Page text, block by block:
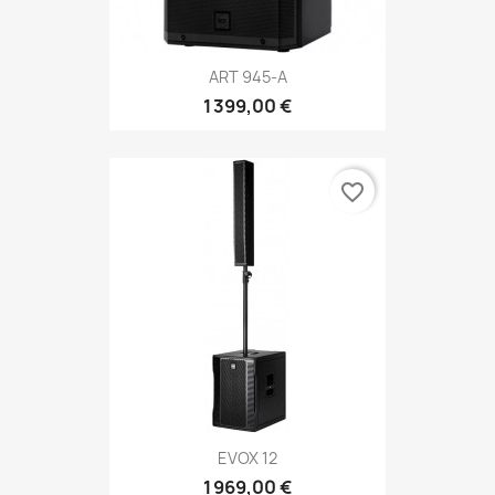
ART 945-A
1 399,00 €
EVOX 12
1 969,00 €
favorite_border